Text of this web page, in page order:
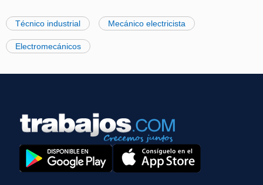
Técnico industrial Mecánico electricista
Electromecánicos